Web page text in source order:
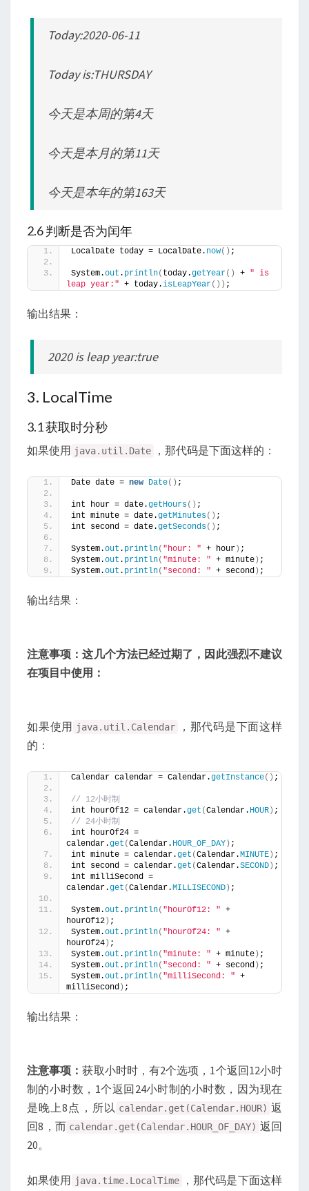
Today:2020-06-11
Today is:THURSDAY
今天是本周的第4天
今天是本月的第11天
今天是本年的第163天
2.6 判断是否为闰年
LocalDate today = LocalDate. now() ;
System.out . println( today.getYear() + " is
leap year:" + today.isLeapYear()) ;
输出结果：
2020 is leap year:true
3. LocalTime
3.1 获取时分秒
如果使用 java.util.Date ，那代码是下面这样的：
Date date = new Date() ;
int hour = date.getHours() ;
int minute = date.getMinutes() ;
int second = date.getSeconds() ;
System.out . println( "hour: " + hour ) ;
System.out . println( "minute: " + minute ) ;
System.out . println( "second: " + second ) ;
输出结果：
注意事项：这几个方法已经过期了，因此强烈不建议
在项目中使用：
如果使用 java.util.Calendar
，那代码是下面这样
的：
Calendar calendar = Calendar.getInstance() ;
// 12小时制
int hourOf12 = calendar.get (Calendar. HOUR ) ;
// 24小时制
int hourOf24 =
calendar.get (Calendar. HOUR_OF_DAY ) ;
int minute = calendar.get (Calendar.MINUTE ) ;
int second = calendar.get (Calendar.SECOND ) ;
int milliSecond =
calendar.get (Calendar.MILLISECOND ) ;
System.out . println( "hourOf12: " +
hourOf12 ) ;
System.out . println( "hourOf24: " +
hourOf24 ) ;
System.out . println( "minute: " + minute ) ;
System.out . println( "second: " + second ) ;
System.out . println( "milliSecond: " +
milliSecond ) ;
输出结果：
注意事项：获取小时时，有2个选项，1个返回12小时
制的小时数，1个返回24小时制的小时数，因为现在
是晚上8点，所以 calendar.get(Calendar.HOUR) 返
回8，而 calendar.get(Calendar.HOUR_OF_DAY) 返回
20。
如果使用 java.time.LocalTime
，那代码是下面这样